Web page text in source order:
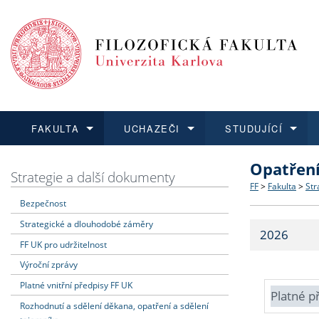
FAKULTA
Dozvědět se více
Struktura
Strategie
Fakultní
UCHAZEČI
Podat přihlášku
Co
Učitelské
STUDUJÍCÍ
Dozvědět se více
Dozvědět se více
O vědě a
Dozvědět se více
Aktuální
Strategie a další dokumenty
Bezpečnost
Strategické a dlouhodobé záměry
FF UK pro udržitelnost
Výroční zprávy
Platné vnitřní předpisy FF UK
Rozhodnutí a sdělení děkana, opatření a sdělení
FF > Fakulta >
2026
Platné